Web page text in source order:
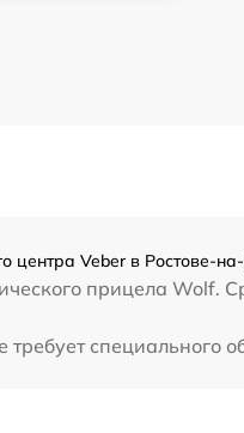
Veber в Ростове-
прицела Wolf.
специального